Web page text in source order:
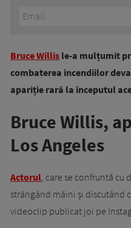
Bruce Willis le-a mulțumit
combaterea incendiilor
apariție rară la începutul
Bruce Willis,
Los Angeles
Actorul, care se confruntă cu
strângând mâini și discutând
videoclip publicat joi pe